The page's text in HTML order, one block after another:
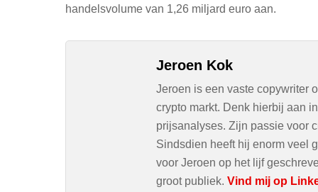
Jeroen Kok
Jeroen is een vaste copywriter
crypto markt. Denk hierbij aan
prijsanalyses. Zijn passie voor
Sindsdien heeft hij enorm veel
voor Jeroen op het lijf
groot publiek. Vind mij op
handelsvolume van 1,26 miljard euro aan.